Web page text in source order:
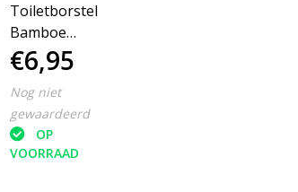
Toiletborstel
Bamboe
Wit/naturel
€6,95
Nog niet
gewaardeerd
OP
VOORRAAD